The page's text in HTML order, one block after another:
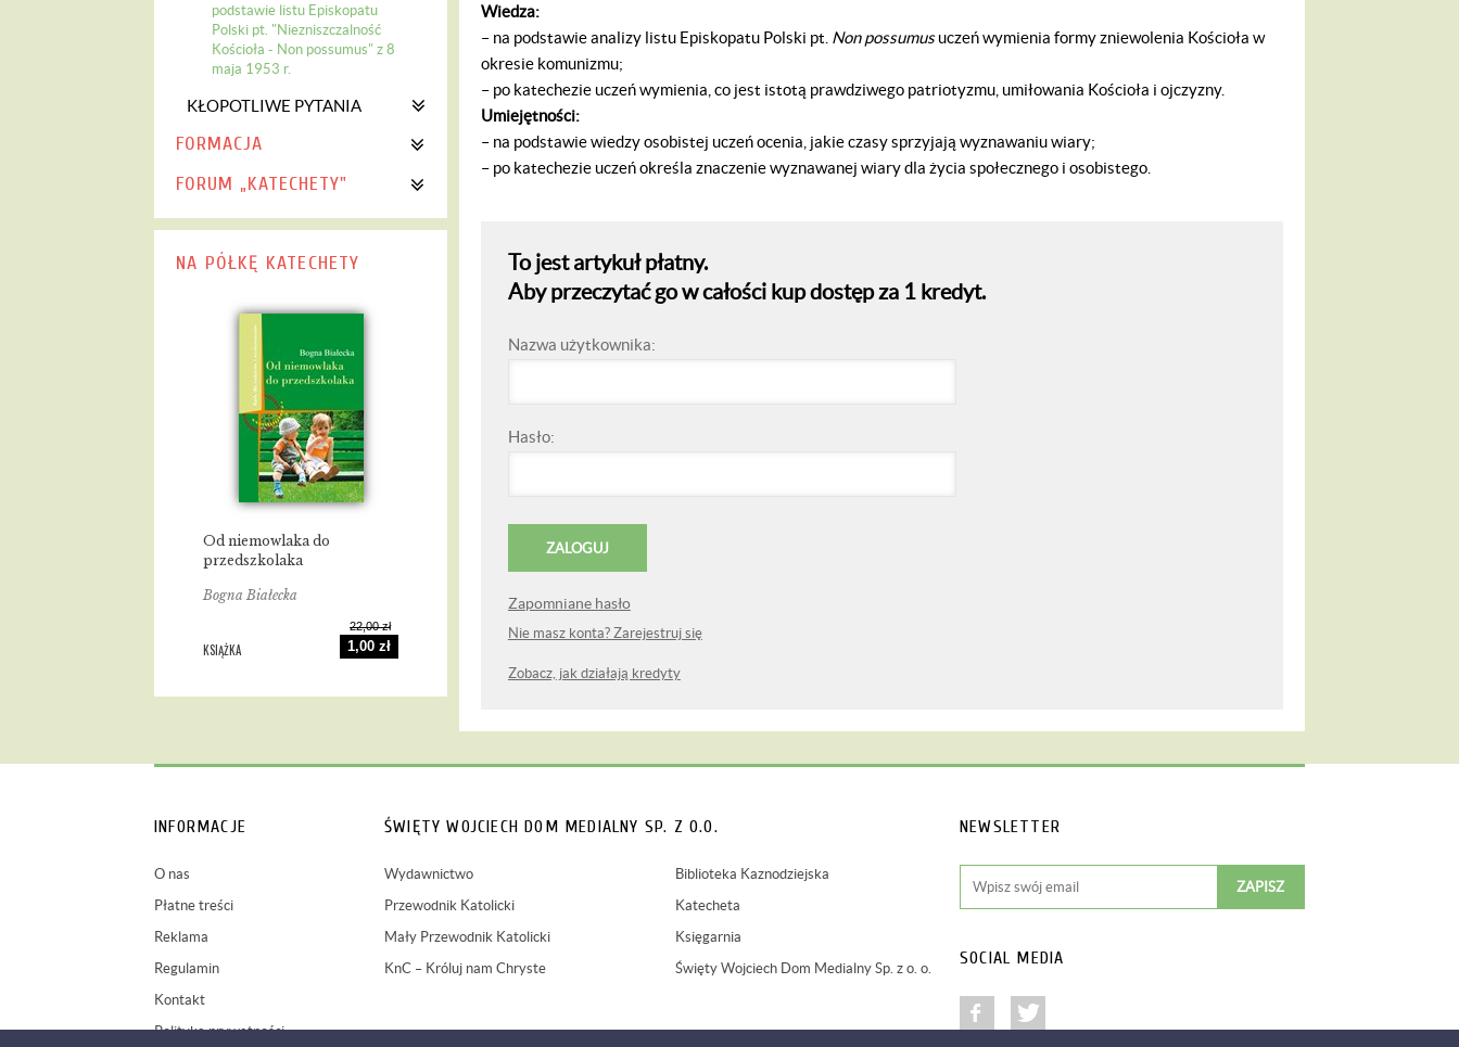
podstawie listu Episkopatu
Polski pt. "Niezniszczalność
Kościoła - Non possumus" z 8
maja 1953 r.
KŁOPOTLIWE PYTANIA
FORMACJA
FORUM „KATECHETY"
NA PÓŁKĘ KATECHETY
Od niemowlaka do
przedszkolaka
Bogna Białecka
KSIĄŻKA
22,00 zł
1,00 zł
Wiedza:
– na podstawie analizy listu Episkopatu Polski pt. Non possumusuczeń wymienia formy zniewolenia Kościoła w
okresie komunizmu;
– po katechezie uczeń wymienia, co jest istotą prawdziwego patriotyzmu, umiłowania Kościoła i ojczyzny.
Umiejętności:
– na podstawie wiedzy osobistej uczeń ocenia, jakie czasy sprzyjają wyznawaniu wiary;
– po katechezie uczeń określa znaczenie wyznawanej wiary dla życia społecznego i osobistego.
To jest artykuł płatny.
Aby przeczytać go w całości kup dostęp za 1 kredyt.
Nazwa użytkownika:
Hasło:
Zapomniane hasło
Nie masz konta? Zarejestruj się
Zobacz, jak działają kredyty
INFORMACJE
O nas
Płatne treści
Reklama
Regulamin
Kontakt
Polityka prywatności
ŚWIĘTY WOJCIECH DOM MEDIALNY SP. Z O.O.
Wydawnictwo
Przewodnik Katolicki
Mały Przewodnik Katolicki
KnC – Króluj nam Chryste
Biblioteka Kaznodziejska
Katecheta
Księgarnia
Święty Wojciech Dom Medialny Sp. z o. o.
NEWSLETTER
SOCIAL MEDIA